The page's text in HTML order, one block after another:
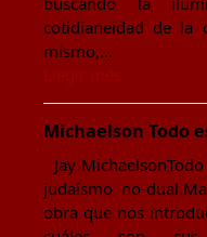
cotidianeidad de la
mismo,…
Michaelson Todo
Jay
judaísmo no-
obra que nos